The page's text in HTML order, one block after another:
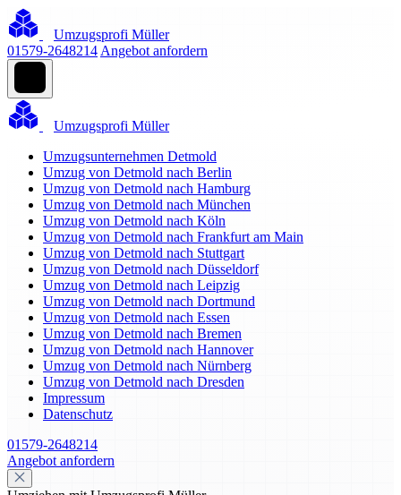
Umzugsprofi Müller
01579-2648214 Angebot anfordern
Umzugsprofi Müller
Umzugsunternehmen Detmold
Umzug von Detmold nach Berlin
Umzug von Detmold nach Hamburg
Umzug von Detmold nach München
Umzug von Detmold nach Köln
Umzug von Detmold nach Frankfurt am Main
Umzug von Detmold nach Stuttgart
Umzug von Detmold nach Düsseldorf
Umzug von Detmold nach Leipzig
Umzug von Detmold nach Dortmund
Umzug von Detmold nach Essen
Umzug von Detmold nach Bremen
Umzug von Detmold nach Hannover
Umzug von Detmold nach Nürnberg
Umzug von Detmold nach Dresden
Impressum
Datenschutz
01579-2648214
Angebot anfordern